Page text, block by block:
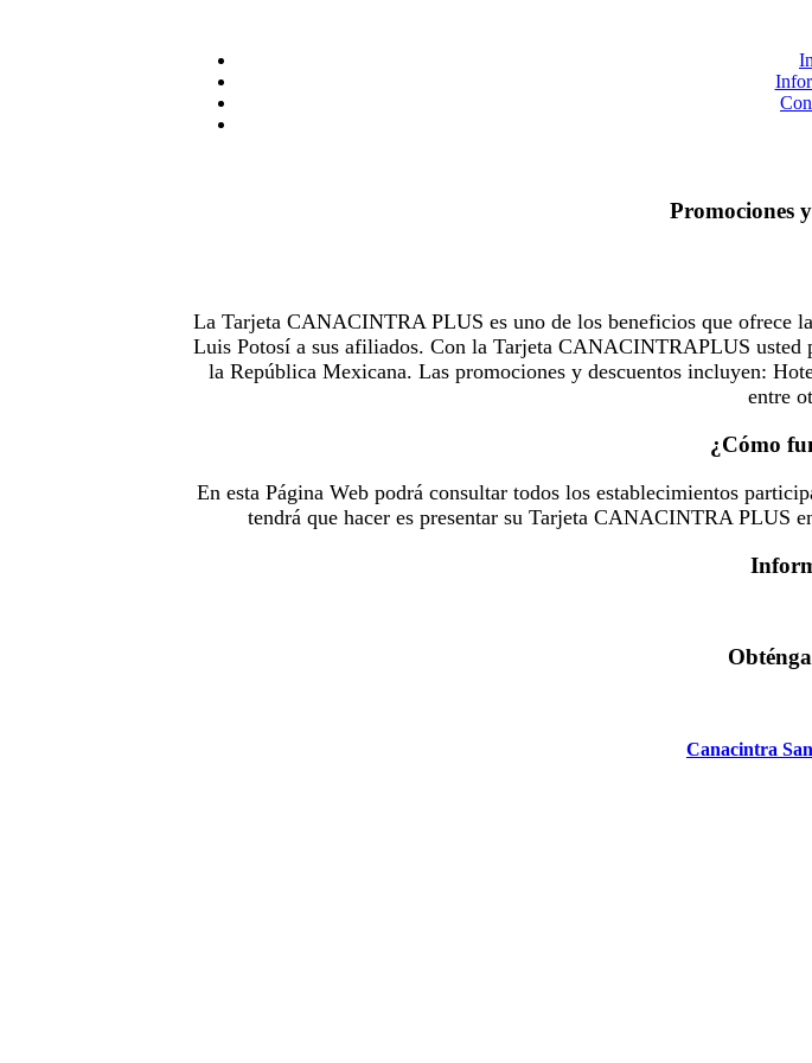
Promociones
La Tarjeta CANACINTRA PLUS es uno de los beneficios que ofrece
Luis Potosí a sus afiliados. Con la Tarjeta CANACINTRAPLUS usted
la República Mexicana. Las promociones y descuentos incluyen:
entre
¿Cómo
En esta Página Web podrá consultar todos los establecimientos
tendrá que hacer es presentar su Tarjeta CANACINTRA PLUS
Canacintra